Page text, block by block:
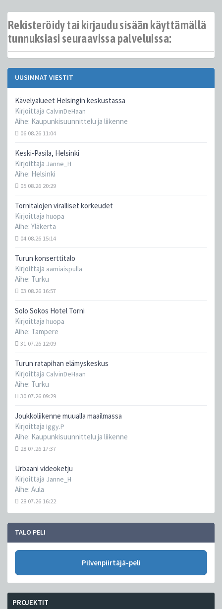
Rekisteröidy tai kirjaudu sisään käyttämällä
tunnuksiasi seuraavissa palveluissa:
UUSIMMAT VIESTIT
Kävelyalueet Helsingin keskustassa
Kirjoittaja CalvinDeHaan
Aihe: Kaupunkisuunnittelu ja liikenne
06.08.26 11:04
Keski-Pasila, Helsinki
Kirjoittaja Janne_H
Aihe: Helsinki
05.08.26 20:29
Tornitalojen viralliset korkeudet
Kirjoittaja huopa
Aihe: Yläkerta
04.08.26 15:14
Turun konserttitalo
Kirjoittaja aamiaispulla
Aihe: Turku
03.08.26 16:57
Solo Sokos Hotel Torni
Kirjoittaja huopa
Aihe: Tampere
31.07.26 12:09
Turun ratapihan elämyskeskus
Kirjoittaja CalvinDeHaan
Aihe: Turku
30.07.26 09:29
Joukkoliikenne muualla maailmassa
Kirjoittaja Iggy.P
Aihe: Kaupunkisuunnittelu ja liikenne
28.07.26 17:37
Urbaani videoketju
Kirjoittaja Janne_H
Aihe: Aula
28.07.26 16:22
TALO PELI
Pilvenpiirtäjä-peli
PROJEKTIT